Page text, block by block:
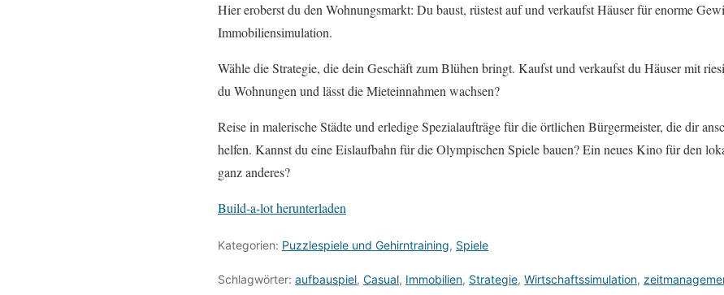
Hier eroberst du den Wohnungsmarkt: Du baust, rüstest auf und verkaufst Häuser für enorme
Immobiliensimulation.
Wähle die Strategie, die dein Geschäft zum Blühen bringt. Kaufst und verkaufst du Häuser mit
du Wohnungen und lässt die Mieteinnahmen wachsen?
Reise in malerische Städte und erledige Spezialaufträge für die örtlichen Bürgermeister, die dir
helfen. Kannst du eine Eislaufbahn für die Olympischen Spiele bauen? Ein neues Kino für den
ganz anderes?
Build-a-lot herunterladen
Kategorien: Puzzlespiele und Gehirntraining, Spiele
Schlagwörter: aufbauspiel, Casual, Immobilien, Strategie, Wirtschaftssimulation,